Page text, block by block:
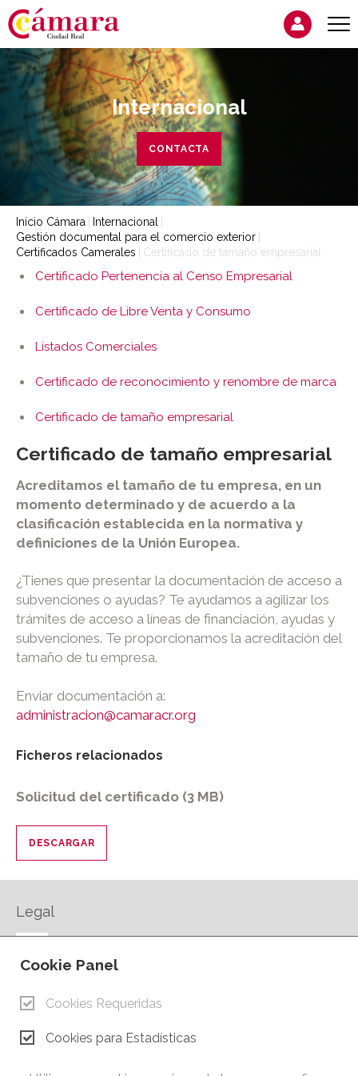
Internacional
CONTACTA
Inicio Cámara
Internacional
Gestión documental para el comercio exterior
Certificados Camerales
Certificado de tamaño empresarial
Certificado Pertenencia al Censo Empresarial
Certificado de Libre Venta y Consumo
Listados Comerciales
Certificado de reconocimiento y renombre de marca
Certificado de tamaño empresarial
Certificado de tamaño empresarial
Acreditamos el tamaño de tu empresa, en un
momento determinado y de acuerdo a la
clasificación establecida en la normativa y
definiciones de la Unión Europea.
¿Tienes que presentar la documentación de acceso a
subvenciones o ayudas? Te ayudamos a agilizar los
trámites de acceso a líneas de financiación, ayudas y
subvenciones. Te proporcionamos la acreditación del
tamaño de tu empresa.
Enviar documentación a:
administracion@camaracr.org
Ficheros relacionados
Solicitud del certificado (3 MB)
DESCARGAR
Legal
AVISO LEGAL
CONTACTO
Cámara de Comercio e Industria de Ciudad Real. Todos los
Cookie Panel
Cookies Requeridas
Cookies para Estadísticas